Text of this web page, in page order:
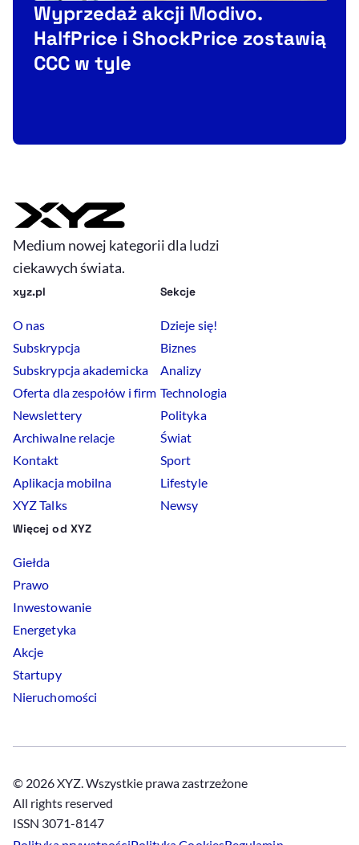
Wyprzedaż akcji Modivo.
HalfPrice i ShockPrice zostawią
CCC w tyle
Medium nowej kategorii dla ludzi
ciekawych świata.
xyz.pl
O nas
Subskrypcja
Subskrypcja akademicka
Oferta dla zespołów i firm
Newslettery
Archiwalne relacje
Kontakt
Aplikacja mobilna
XYZ Talks
Sekcje
Dzieje się!
Biznes
Analizy
Technologia
Polityka
Świat
Sport
Lifestyle
Newsy
Więcej od XYZ
Giełda
Prawo
Inwestowanie
Energetyka
Akcje
Startupy
Nieruchomości
© 2026 XYZ. Wszystkie prawa zastrzeżone
All rights reserved
ISSN 3071-8147